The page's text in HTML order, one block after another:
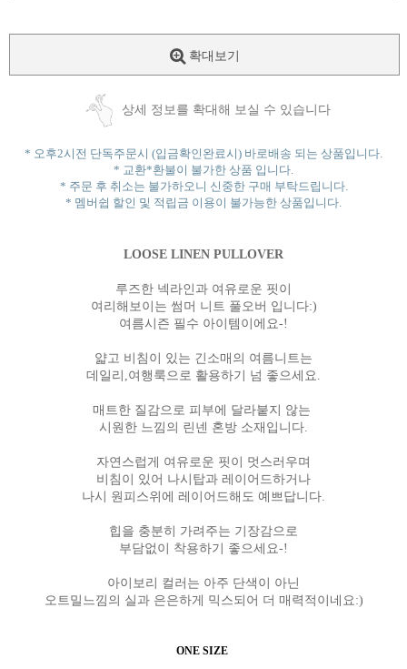
확대보기
상세 정보를 확대해 보실 수 있습니다
* 오후2시전 단독주문시 (입금확인완료시) 바로배송 되는 상품입니다.
* 교환*환불이 불가한 상품 입니다.
* 주문 후 취소는 불가하오니 신중한 구매 부탁드립니다.
* 멤버쉽 할인 및 적립금 이용이 불가능한 상품입니다.
LOOSE LINEN PULLOVER
루즈한 넥라인과 여유로운 핏이
여리해보이는 썸머 니트 풀오버 입니다:)
여름시즌 필수 아이템이에요-!
얇고 비침이 있는 긴소매의 여름니트는
데일리,여행룩으로 활용하기 넘 좋으세요.
매트한 질감으로 피부에 달라붙지 않는
시원한 느낌의 린넨 혼방 소재입니다.
자연스럽게 여유로운 핏이 멋스러우며
비침이 있어 나시탑과 레이어드하거나
나시 원피스위에 레이어드해도 예쁘답니다.
힙을 충분히 가려주는 기장감으로
부담없이 착용하기 좋으세요-!
아이보리 컬러는 아주 단색이 아닌
오트밀느낌의 실과 은은하게 믹스되어 더 매력적이네요:)
ONE SIZE